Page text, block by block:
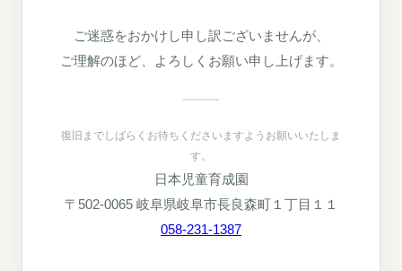
ご迷惑をおかけし申し訳ございませんが、
ご理解のほど、よろしくお願い申し上げます。
復旧までしばらくお待ちくださいますようお願いいたしま
す。
日本児童育成園
〒502-0065 岐阜県岐阜市長良森町１丁目１１
058-231-1387